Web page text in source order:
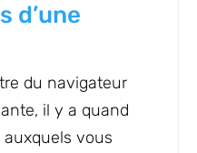
d’une
du navigateur
il y a quand
vous